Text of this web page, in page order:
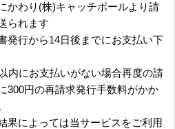
かわり(株)キャッチボールより請
られます
発行から14日後までにお支払い下
内にお支払いがない場合再度の請
300円の再請求発行手数料がかか
果によっては当サービスをご利用